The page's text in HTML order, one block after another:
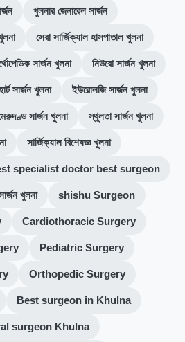
খুলনার জেনারেল সার্জন
সেরা সার্জিক্যাল হাসপাতাল খুলনা
সার্জন খুলনা নিউরো সার্জন খুলনা
সার্জন খুলনা ইউরোলজি সার্জন খুলনা
সার্জন খুলনা স্থূলতা সার্জন খুলনা
সার্জিক্যাল বিশেষজ্ঞ খুলনা
specialist doctor best surgeon
খুলনা shishu Surgeon
Cardiothoracic Surgery
Pediatric Surgery
Orthopedic Surgery
Best surgeon in Khulna
surgeon Khulna